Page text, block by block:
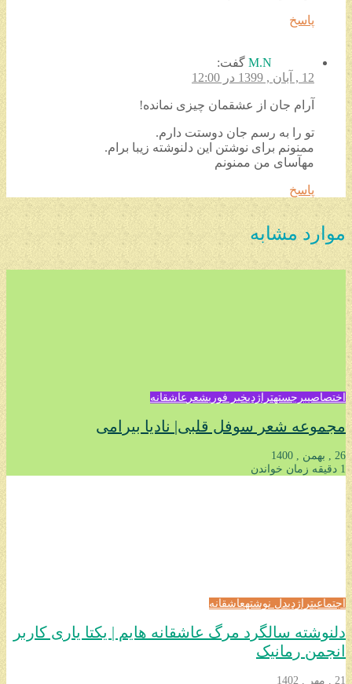
پاسخ
M.N گفت:
12 , آبان , 1399 در 12:00
آرام جان از عشقمان چیزی نمانده!
تو را به رسم جان دوستت دارم.
ممنونم برای نوشتن این دلنوشته زیبا برام.
مهآسای من ممنونم
پاسخ
موارد مشابه
اختصاصیبرجستهتراژدیخبر فوریشعر عاشقانه
مجموعه شعر سوفل قلبی| نادیا بیرامی
26 , بهمن , 1400
1 دقیقه زمان خواندن
اجتماعیتراژدیدل نوشتهعاشقانه
دلنوشته سالگرد مرگ عاشقانه هایم | یکتا یاری کاربر
انجمن رمانیک
21 , مهر , 1402